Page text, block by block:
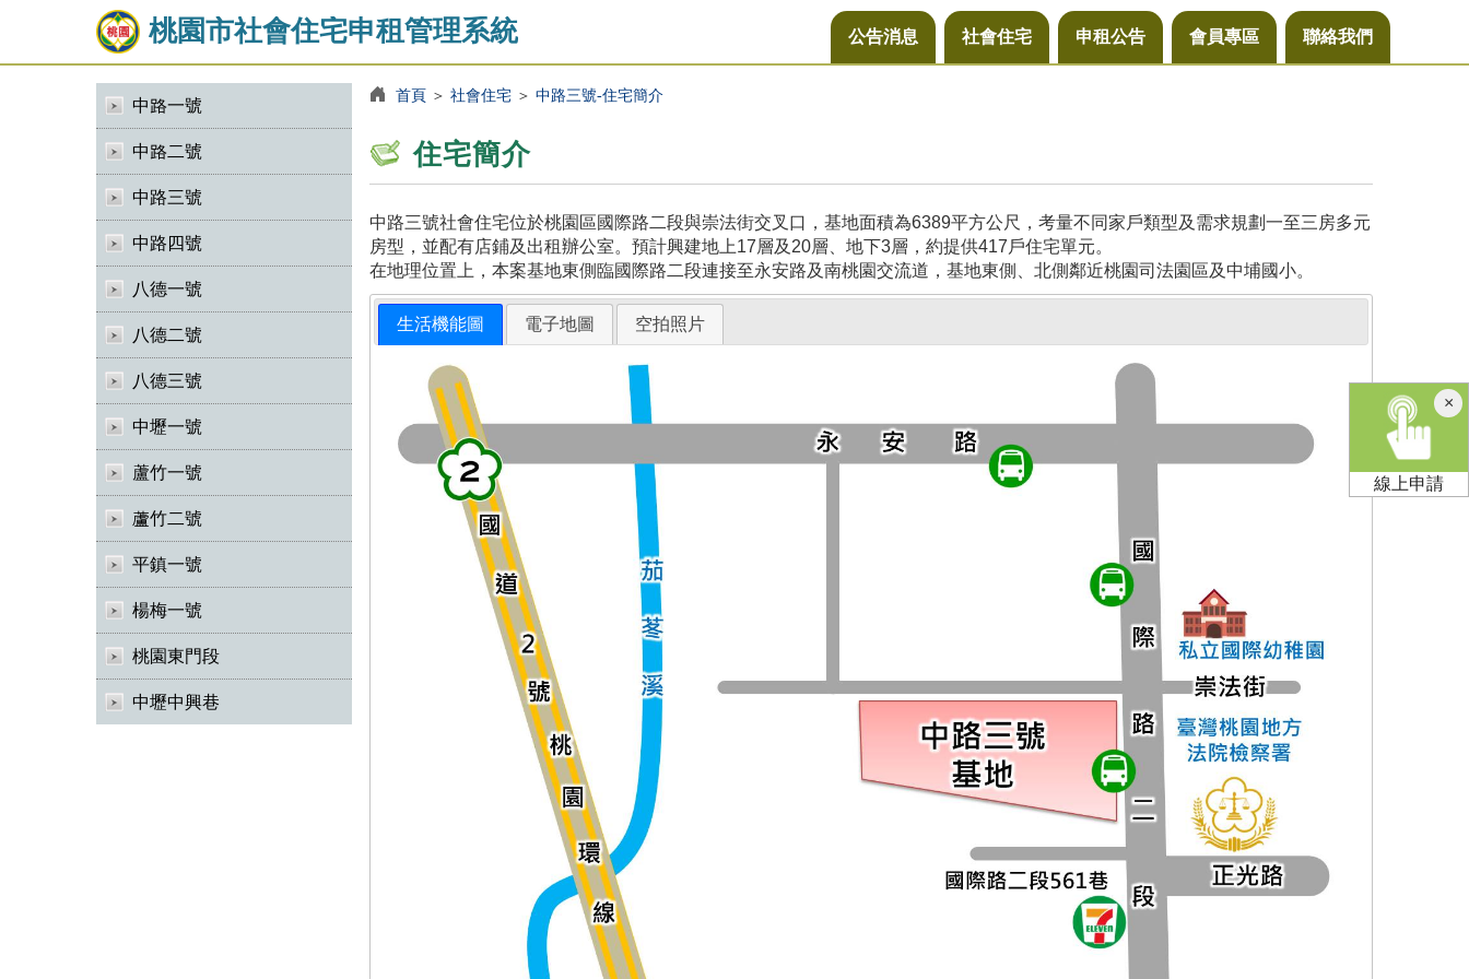
桃園市社會住宅申租管理系統 公告消息 社會住宅 申租公告 會員專區 聯絡我們
中路一號
中路二號
中路三號
中路四號
八德一號
八德二號
八德三號
中壢一號
蘆竹一號
蘆竹二號
平鎮一號
楊梅一號
桃園東門段
中壢中興巷
首頁＞ 社會住宅＞ 中路三號-住宅簡介
住宅簡介
中路三號社會住宅位於桃園區國際路二段與崇法街交叉口，基地面積為6389平方公尺，考量不同家戶類型及需求規劃一至三房多元
房型，並配有店鋪及出租辦公室。預計興建地上17層及20層、地下3層，約提供417戶住宅單元。
在地理位置上，本案基地東側臨國際路二段連接至永安路及南桃園交流道，基地東側、北側鄰近桃園司法園區及中埔國小。
生活機能圖 電子地圖 空拍照片
×關
閉
線上申請